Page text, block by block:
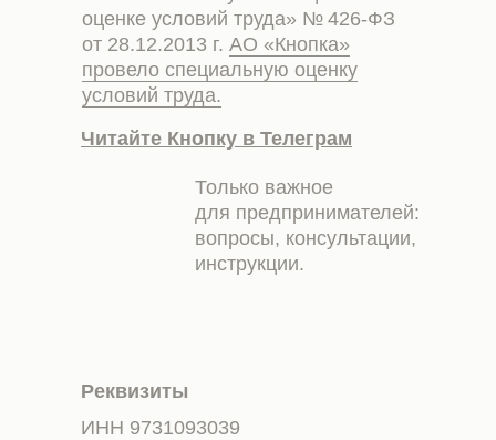
оценке условий труда» № 426-ФЗ
от 28.12.2013 г. АО «Кнопка»
провело специальную оценку
условий труда.
Читайте Кнопку в Телеграм
Только важное
для предпринимателей:
вопросы, консультации,
инструкции.
Реквизиты
ИНН 9731093039